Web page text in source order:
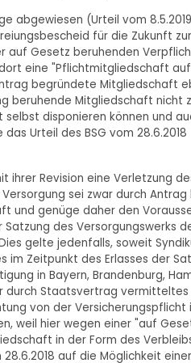
abgewiesen (Urteil vom
für die Zukunft
auf Gesetz beruhenden
eine "Pflichtmitgliedschaft
begründete Mitgliedschaft
beruhende Mitgliedschaft nicht
disponieren können und
Urteil des BSG vom
ihrer Revision eine Verletzung
sei zwar durch
und genüge daher den
Satzung des Versorgungswerks
gelte jedenfalls, soweit
im Zeitpunkt des Erlasses der
in Bayern, Brandenburg,
durch Staatsvertrag
von der
weil hier wegen einer "auf
in der Form des
28.6.2018 auf die Möglichkeit